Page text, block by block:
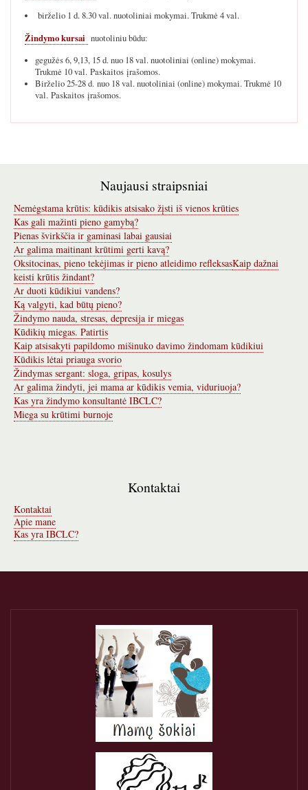
birželio 1 d. 8.30 val. nuotoliniai mokymai. Trukmė 4 val.
Žindymo kursai nuotoliniu būdu:
gegužės 6, 9,13, 15 d. nuo 18 val. nuotoliniai (online) mokymai.
Trukmė 10 val. Paskaitos įrašomos.
Birželio 25-28 d. nuo 18 val. nuotoliniai (online) mokymai. Trukmė 10
val. Paskaitos įrašomos.
Naujausi straipsniai
Nemėgstama krūtis: kūdikis atsisako žįsti iš vienos krūties
Kas gali mažinti pieno gamybą?
Pienas švirkščia ir gaminasi labai gausiai
Ar galima maitinant krūtimi gerti kavą?
Oksitocinas, pieno tekėjimas ir pieno atleidimo refleksasKaip dažnai
keisti krūtis žindant?
Ar duoti kūdikiui vandens?
Ką valgyti, kad būtų pieno?
Žindymo nauda, stresas, depresija ir miegas
Kūdikių miegas. Patirtis
Kaip atsisakyti papildomo mišinuko davimo žindomam kūdikiui
Kūdikis lėtai priauga svorio
Žindymas sergant: sloga, gripas, kosulys
Ar galima žindyti, jei mama ar kūdikis vemia, viduriuoja?
Kas yra žindymo konsultantė IBCLC?
Miega su krūtimi burnoje
Kontaktai
Kontaktai
Apie mane
Kas yra IBCLC?